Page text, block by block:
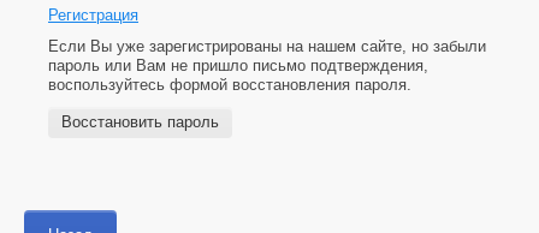
Регистрация
Если Вы уже зарегистрированы на нашем сайте, но забыли
пароль или Вам не пришло письмо подтверждения,
воспользуйтесь формой восстановления пароля.
Восстановить пароль